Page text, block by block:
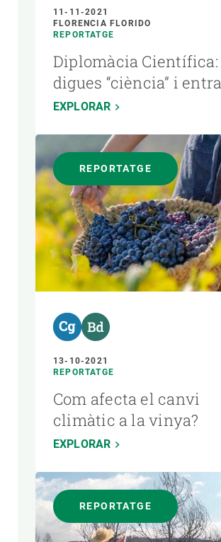
11-11-2021
FLORENCIA FLORIDO
REPORTATGE
Diplomàcia Científica:
digues “ciència” i entra
EXPLORAR
REPORTATGE
13-10-2021
REPORTATGE
Com afecta el canvi
climàtic a la vinya?
EXPLORAR
REPORTATGE